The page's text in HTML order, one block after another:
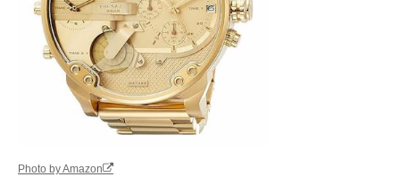
Photo by Amazon